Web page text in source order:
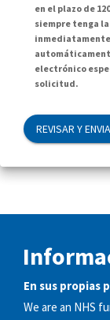
en el plazo de
siempre tenga
electrónico
solicitud.
REVISAR Y
En sus propias
We are an NHS